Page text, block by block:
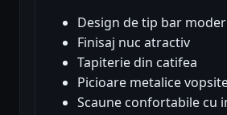
Design de tip bar
Finisaj nuc atractiv
Tapiterie din catifea
Picioare metalice
Scaune confortabile cu